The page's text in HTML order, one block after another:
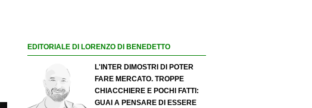
EDITORIALE DI LORENZO DI BENEDETTO
L'INTER DIMOSTRI DI POTER
FARE MERCATO. TROPPE
CHIACCHIERE E POCHI FATTI:
GUAI A PENSARE DI ESSERE